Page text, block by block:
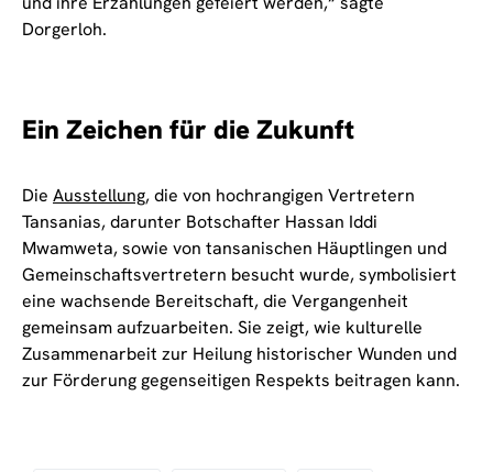
Dorgerloh.
Ein Zeichen für die Zukunft
Die Ausstellung, die von hochrangigen Vertretern
Tansanias, darunter Botschafter Hassan Iddi
Mwamweta, sowie von tansanischen Häuptlingen und
Gemeinschaftsvertretern besucht wurde, symbolisiert
eine wachsende Bereitschaft, die Vergangenheit
gemeinsam aufzuarbeiten. Sie zeigt, wie kulturelle
Zusammenarbeit zur Heilung historischer Wunden und
zur Förderung gegenseitigen Respekts beitragen kann.